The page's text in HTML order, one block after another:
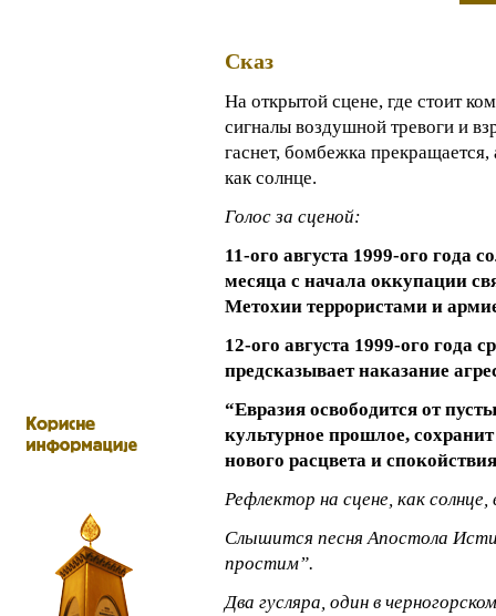
Сказ
На открытой сцене, где стоит
сигналы воздушной тревоги и
гаснет, бомбежка
как солнце.
Голос за сценой:
11-ого августа 1999-ого года
месяца с начала оккупации
Метохии террористами и
12-ого августа 1999-ого года
предсказывает наказание
“Евразия освободится от
культурное прошлое,
нового расцвета и
Рефлектор на сцене, как
Слышится песня Апостола
простим”.
Два гусляра, один в